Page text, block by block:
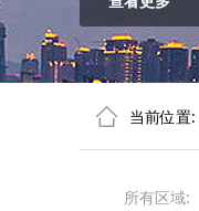
当前位置:
所有区域: